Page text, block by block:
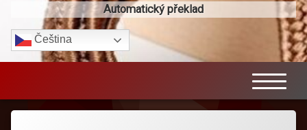
Automatický překlad
Čeština‎